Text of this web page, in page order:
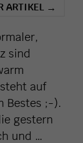
ARTIKEL →
sind
auf
Bestes ;-).
gestern
und …